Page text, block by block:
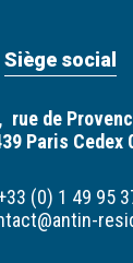
Siège social
rue de
Paris Cedex
(0) 1 49 95